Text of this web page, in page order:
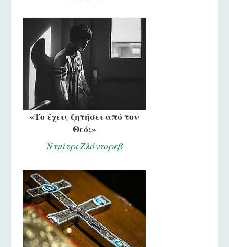
«Το έχεις ζητήσει από τον
Θεό;»
Ντμίτρι Ζλόντορεβ